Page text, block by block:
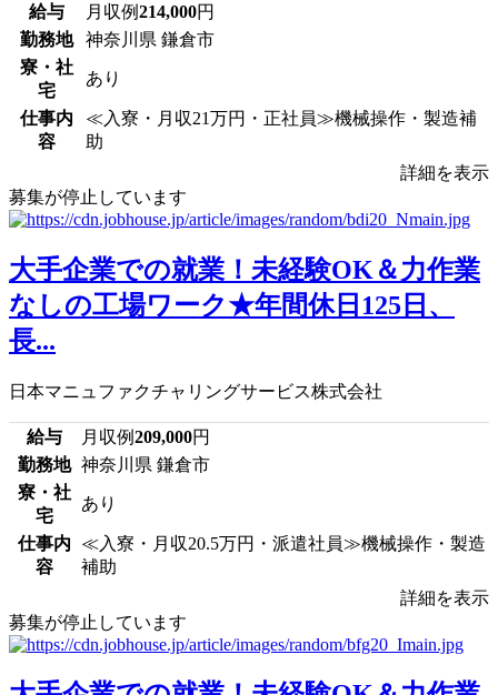
給与 月収例214,000円
勤務地
神奈川県 鎌倉市
寮・社
宅
あり
仕事内
容
≪入寮・月収21万円・正社員≫機械操作・製造補
助
詳細を表示
募集が停止しています
大手企業での就業！未経験OK＆力作業
なしの工場ワーク★年間休日125日、
長...
日本マニュファクチャリングサービス株式会社
給与 月収例209,000円
勤務地 神奈川県 鎌倉市
寮・社
宅
あり
仕事内
容
≪入寮・月収20.5万円・派遣社員≫機械操作・製造
補助
詳細を表示
募集が停止しています